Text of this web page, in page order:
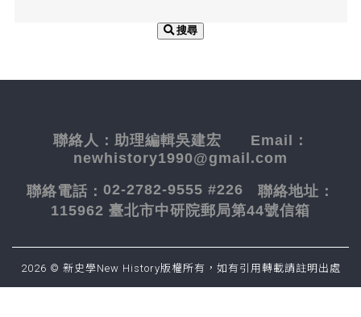
搜尋
聯絡人： 助理編輯吳建宏 Email：
newhistory1990@gmail.com
聯絡電話： 02-2782-9555 #226 聯絡地址：
115962 臺北市中研院郵局第44號信箱
2026 © 新史學New History版權所有，如有引用轉載請註明出處